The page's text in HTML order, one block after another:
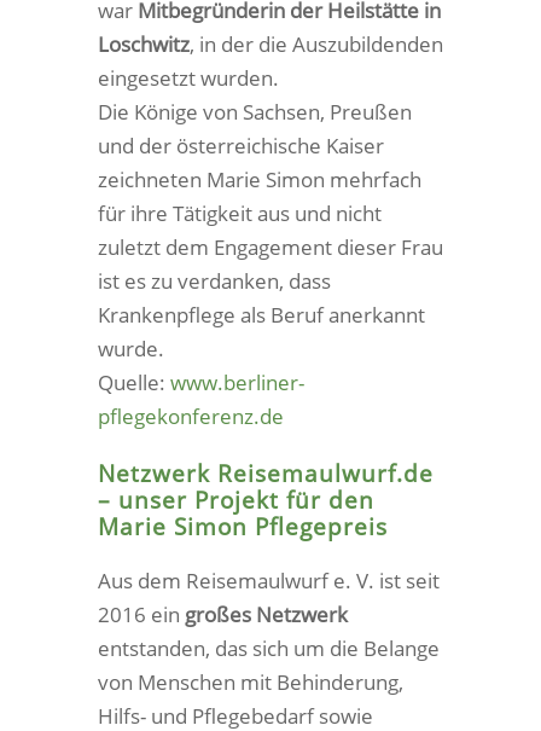
war Mitbegründerin der Heilstätte in
Loschwitz, in der die Auszubildenden
eingesetzt wurden.
Die Könige von Sachsen, Preußen
und der österreichische Kaiser
zeichneten Marie Simon mehrfach
für ihre Tätigkeit aus und nicht
zuletzt dem Engagement dieser Frau
ist es zu verdanken, dass
Krankenpflege als Beruf anerkannt
wurde.
Quelle: www.berliner-
pflegekonferenz.de
Netzwerk Reisemaulwurf.de
– unser Projekt für den
Marie Simon Pflegepreis
Aus dem Reisemaulwurf e. V. ist seit
2016 ein großes Netzwerk
entstanden, das sich um die Belange
von Menschen mit Behinderung,
Hilfs- und Pflegebedarf sowie